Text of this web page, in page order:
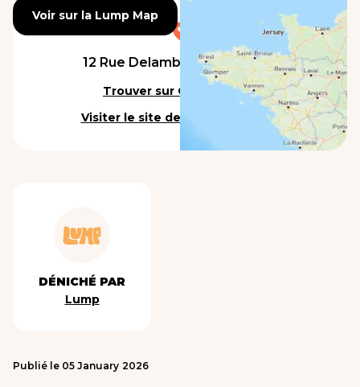
Voir sur la Lump Map
Voir sur la Lump Map
12 Rue Delambre, 75014 Paris
Trouver sur Google Maps
Visiter le site de l'établissement
DÉNICHÉ PAR
Lump
Publié le 05 January 2026